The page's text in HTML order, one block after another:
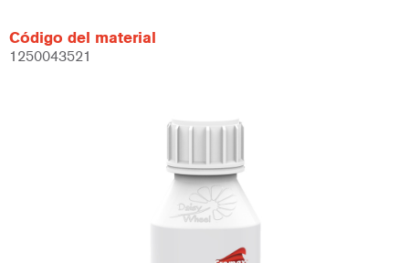
Código del material
1250043521